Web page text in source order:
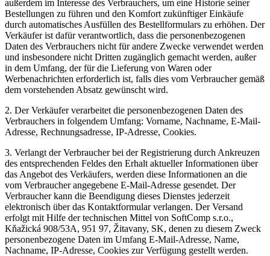
außerdem im Interesse des Verbrauchers, um eine Historie seiner
Bestellungen zu führen und den Komfort zukünftiger Einkäufe
durch automatisches Ausfüllen des Bestellformulars zu erhöhen. Der
Verkäufer ist dafür verantwortlich, dass die personenbezogenen
Daten des Verbrauchers nicht für andere Zwecke verwendet werden
und insbesondere nicht Dritten zugänglich gemacht werden, außer
in dem Umfang, der für die Lieferung von Waren oder
Werbenachrichten erforderlich ist, falls dies vom Verbraucher gemäß
dem vorstehenden Absatz gewünscht wird.
2. Der Verkäufer verarbeitet die personenbezogenen Daten des
Verbrauchers in folgendem Umfang: Vorname, Nachname, E-Mail-
Adresse, Rechnungsadresse, IP-Adresse, Cookies.
3. Verlangt der Verbraucher bei der Registrierung durch Ankreuzen
des entsprechenden Feldes den Erhalt aktueller Informationen über
das Angebot des Verkäufers, werden diese Informationen an die
vom Verbraucher angegebene E-Mail-Adresse gesendet. Der
Verbraucher kann die Beendigung dieses Dienstes jederzeit
elektronisch über das Kontaktformular verlangen. Der Versand
erfolgt mit Hilfe der technischen Mittel von SoftComp s.r.o.,
Kňažická 908/53A, 951 97, Žitavany, SK, denen zu diesem Zweck
personenbezogene Daten im Umfang E-Mail-Adresse, Name,
Nachname, IP-Adresse, Cookies zur Verfügung gestellt werden.